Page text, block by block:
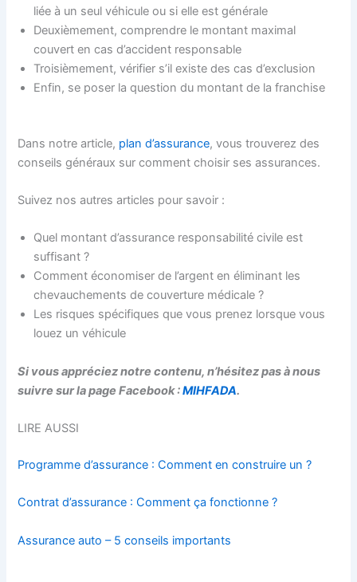
liée à un seul véhicule ou si elle est générale
Deuxièmement, comprendre le montant maximal
couvert en cas d’accident responsable
Troisièmement, vérifier s’il existe des cas d’exclusion
Enfin, se poser la question du montant de la franchise
Dans notre article, plan d’assurance, vous trouverez des
conseils généraux sur comment choisir ses assurances.
Suivez nos autres articles pour savoir :
Quel montant d’assurance responsabilité civile est
suffisant ?
Comment économiser de l’argent en éliminant les
chevauchements de couverture médicale ?
Les risques spécifiques que vous prenez lorsque vous
louez un véhicule
Si vous appréciez notre contenu, n’hésitez pas à nous
suivre sur la page Facebook :MIHFADA.
LIRE AUSSI
Programme d’assurance : Comment en construire un ?
Contrat d’assurance : Comment ça fonctionne ?
Assurance auto – 5 conseils importants